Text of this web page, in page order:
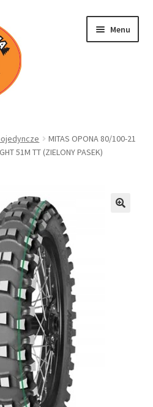
Menu
MITAS OPONA 80/100-21
51M TT (ZIELONY PASEK)